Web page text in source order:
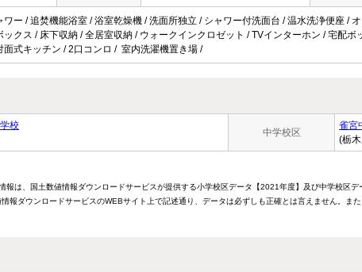
ー / 追焚機能浴室 / 浴室乾燥機 / 洗面所独立 / シャワー付洗面台 / 温水洗浄便座 /
ックス / 床下収納 / 全居室収納 / ウォークインクロゼット / TVインターホン / 宅配
面式キッチン / 2口コンロ / 室内洗濯機置き場 /
校
中学校区
雀宮
(栃
報は、国土数値情報ダウンロードサービスが提供する小学校区データ【2021年度】及び中学校区
報ダウンロードサービスのWEBサイト上で記述通り、データは必ずしも正確とは言えません。ま